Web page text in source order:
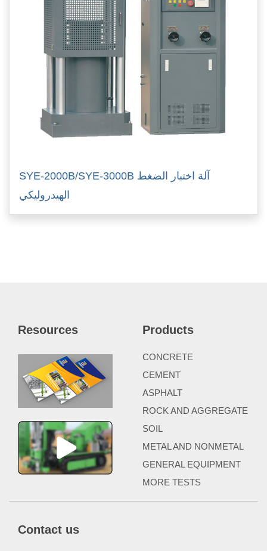
SYE-2000B/SYE-3000B آلة اختبار الضغط
الهيدروليكي
Resources Products
CONCRETE
CEMENT
ASPHALT
ROCK AND AGGREGATE
SOIL
METAL AND NONMETAL
GENERAL EQUIPMENT
MORE TESTS
Contact us